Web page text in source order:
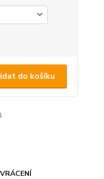
do košíku
VRÁCENÍ